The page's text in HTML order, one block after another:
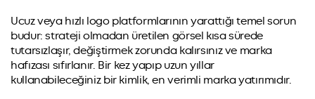
Ucuz veya hızlı logo platformlarının yarattığı temel sorun
budur: strateji olmadan üretilen görsel kısa sürede
tutarsızlaşır, değiştirmek zorunda kalırsınız ve marka
hafızası sıfırlanır. Bir kez yapıp uzun yıllar
kullanabileceğiniz bir kimlik, en verimli marka yatırımıdır.